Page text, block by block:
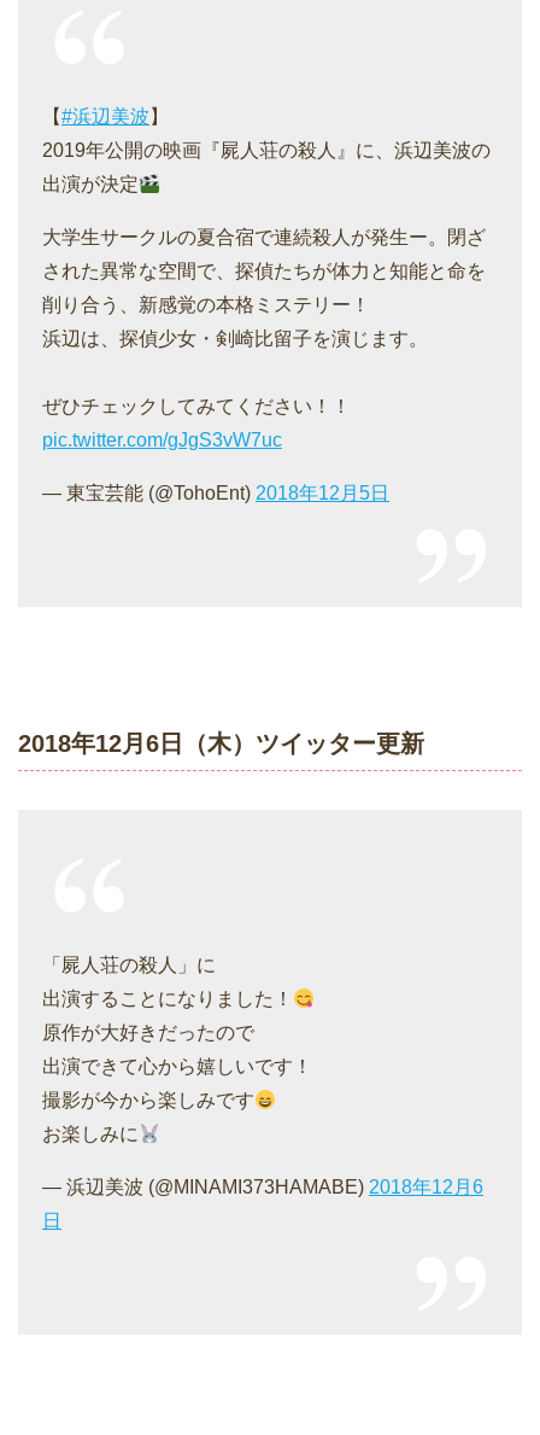
【#浜辺美波 】
2019年公開の映画『屍人荘の殺人』に、浜辺美波の
出演が決定
大学生サークルの夏合宿で連続殺人が発生ー。閉ざ
された異常な空間で、探偵たちが体力と知能と命を
削り合う、新感覚の本格ミステリー！
浜辺は、探偵少女・剣崎比留子を演じます。
ぜひチェックしてみてください！！
pic.twitter.com/gJgS3vW7uc
— 東宝芸能 (@TohoEnt) 2018年12月5日
2018年12月6日（木）ツイッター更新
「屍人荘の殺人」に
出演することになりました！
原作が大好きだったので
出演できて心から嬉しいです！
撮影が今から楽しみです
お楽しみに
— 浜辺美波 (@MINAMI373HAMABE) 2018年12月6
日